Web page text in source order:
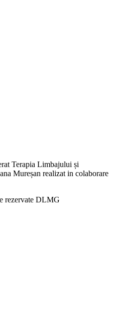
Terapia Limbajului și
Mureșan realizat in colaborare
rezervate DLMG